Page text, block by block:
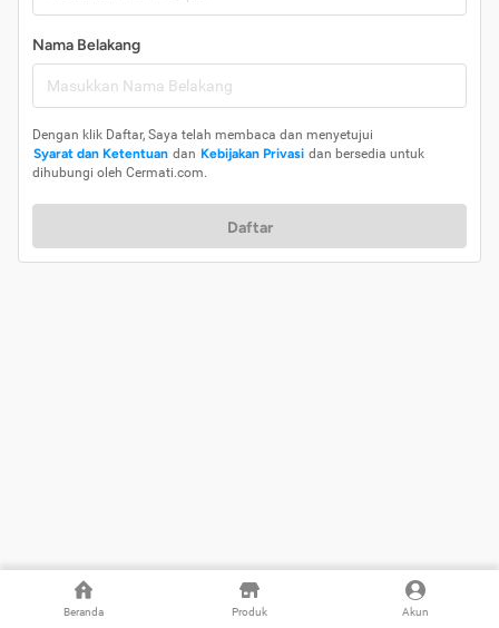
Beranda Produk Akun
Nama Belakang
Dengan klik Daftar, Saya telah membaca dan menyetujui
Syarat dan Ketentuan dan Kebijakan Privasi dan bersedia untuk
dihubungi oleh Cermati.com.
Daftar